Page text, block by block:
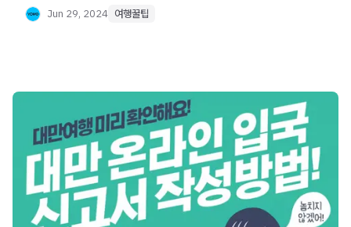
비교해보세요. 선셋 투어와 반딧불이 투어 등 코타키나발루의
Jun 29, 2024 여행꿀팁